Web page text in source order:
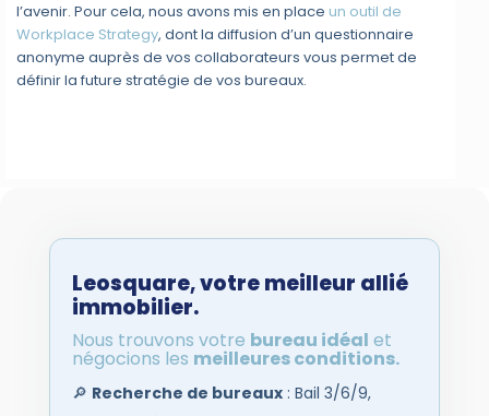
l’avenir. Pour cela, nous avons mis en place un outil de
Workplace Strategy, dont la diffusion d’un questionnaire
anonyme auprès de vos collaborateurs vous permet de
définir la future stratégie de vos bureaux.
Leosquare,votre meilleur allié
immobilier.
Nous trouvons votre bureau idéal et
négocions les meilleures conditions.
🔎 Recherche de bureaux: Bail 3/6/9,